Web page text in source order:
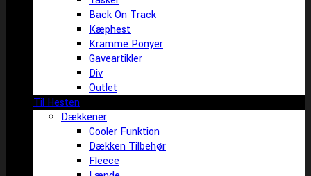
Back On Track
Kæphest
Kramme Ponyer
Gaveartikler
Div
Outlet
Til Hesten
Dækkener
Cooler Funktion
Dækken Tilbehør
Fleece